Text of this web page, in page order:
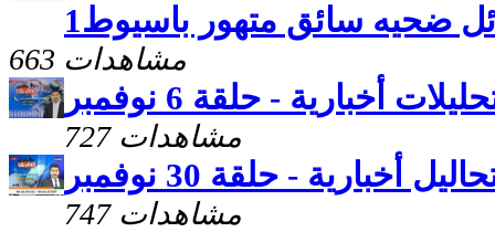
ضحيه سائق متهور باسيوط1
663 مشاهدات
أخبارية - حلقة 6 نوفمبر
727 مشاهدات
أخبارية - حلقة 30 نوفمبر
747 مشاهدات